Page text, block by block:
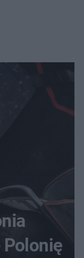
Polonię